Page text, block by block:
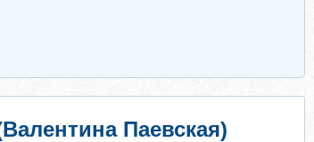
Паевская)